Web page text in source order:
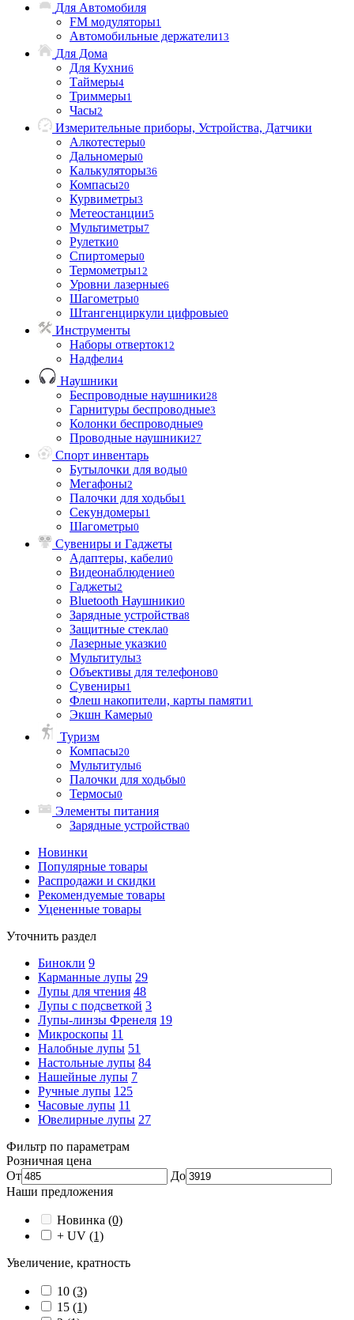
Для Автомобиля
FM модуляторы1
Автомобильные держатели13
Для Дома
Для Кухни6
Таймеры4
Триммеры1
Часы2
Измерительные приборы, Устройства, Датчики
Алкотестеры0
Дальномеры0
Калькуляторы36
Компасы20
Курвиметры3
Метеостанции5
Мультиметры7
Рулетки0
Спиртомеры0
Термометры12
Уровни лазерные6
Шагометры0
Штангенциркули цифровые0
Инструменты
Наборы отверток12
Надфели4
Наушники
Беспроводные наушники28
Гарнитуры беспроводные3
Колонки беспроводные9
Проводные наушники27
Спорт инвентарь
Бутылочки для воды0
Мегафоны2
Палочки для ходьбы1
Секундомеры1
Шагометры0
Сувениры и Гаджеты
Адаптеры, кабели0
Видеонаблюдение0
Гаджеты2
Bluetooth Наушники0
Зарядные устройства8
Защитные стекла0
Лазерные указки0
Мультитулы3
Объективы для телефонов0
Сувениры1
Флеш накопители, карты памяти1
Экшн Камеры0
Туризм
Компасы20
Мультитулы6
Палочки для ходьбы0
Термосы0
Элементы питания
Зарядные устройства0
Новинки
Популярные товары
Распродажи и скидки
Рекомендуемые товары
Уцененные товары
Уточнить раздел
Бинокли 9
Карманные лупы 29
Лупы для чтения 48
Лупы с подсветкой 3
Лупы-линзы Френеля 19
Микроскопы 11
Налобные лупы 51
Настольные лупы 84
Нашейные лупы 7
Ручные лупы 125
Часовые лупы 11
Ювелирные лупы 27
Фильтр по параметрам
Розничная цена
От
До
Наши предложения
Новинка (0)
+ UV (1)
Увеличение, кратность
10 (3)
15 (1)